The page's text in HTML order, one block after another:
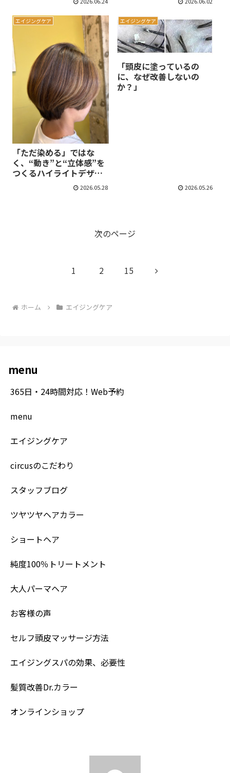
エイジングケア
「ただ染める」ではな
く、“動き”と“立体感”を
つくるハイライトデザイ
2026.05.28
エイジングケア
「頭皮に塗っているの
に、なぜ改善しないの
か？」
2026.05.26
次のページ
1 2 15
次
ホーム エイジングケア
menu
365日・24時間対応！Web予約
menu
エイジングケア
circusのこだわり
スタッフブログ
ツヤツヤヘアカラー
ショートヘア
純度100％トリートメント
大人パーマヘア
お客様の声
セルフ頭皮マッサージ方法
エイジングスパの効果、必要性
髪質改善Dr.カラー
オンラインショップ